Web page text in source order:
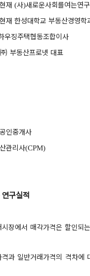
현재 (사)새로운사회를여는연
현재 한성대학교 부동산경영학
우징주택협동조합이사
㈜ 부동산프로넷 대표
인중개사
관리사(CPM)
구실적
시장에서 매각가격은 할인되
격과 일반거래가격의 격차에